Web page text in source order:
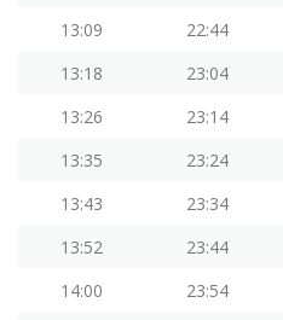
13:09
22:44
13:18
23:04
13:26
23:14
13:35
23:24
13:43
23:34
13:52
23:44
14:00
23:54